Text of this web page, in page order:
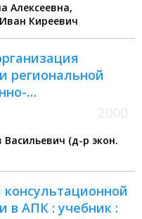
Алексеевна,
Киреевич
региональной
службы АПК :
Васильевич (д-р экон.
в АПК : учебник :